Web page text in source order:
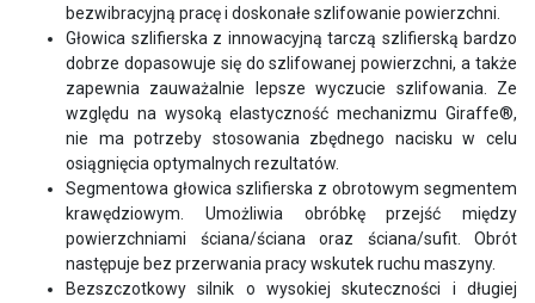
bezwibracyjną pracę i doskonałe szlifowanie powierzchni.
Głowica szlifierska z innowacyjną tarczą szlifierską bardzo
dobrze dopasowuje się do szlifowanej powierzchni, a także
zapewnia zauważalnie lepsze wyczucie szlifowania. Ze
względu na wysoką elastyczność mechanizmu Giraffe®,
nie ma potrzeby stosowania zbędnego nacisku w celu
osiągnięcia optymalnych rezultatów.
Segmentowa głowica szlifierska z obrotowym segmentem
krawędziowym. Umożliwia obróbkę przejść między
powierzchniami ściana/ściana oraz ściana/sufit. Obrót
następuje bez przerwania pracy wskutek ruchu maszyny.
Bezszczotkowy silnik o wysokiej skuteczności i długiej